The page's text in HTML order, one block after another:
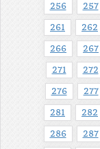
256 257
261 262
266 267
271 272
276 277
281 282
286 287